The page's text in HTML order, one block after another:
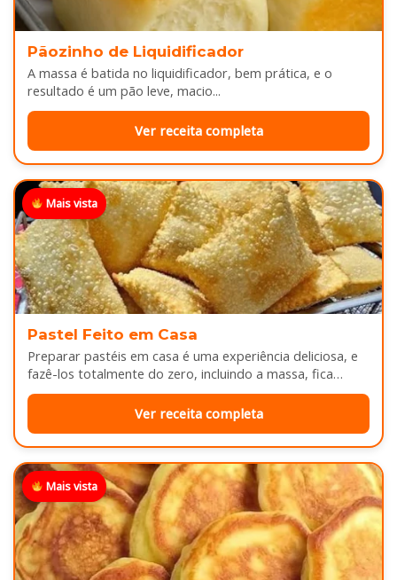
Pãozinho de Liquidificador
A massa é batida no liquidificador, bem prática, e o
resultado é um pão leve, macio...
Ver receita completa
Mais vista
Pastel Feito em Casa
Preparar pastéis em casa é uma experiência deliciosa, e
fazê-los totalmente do zero, incluindo a massa, fica
melhor ainda...
Ver receita completa
Mais vista